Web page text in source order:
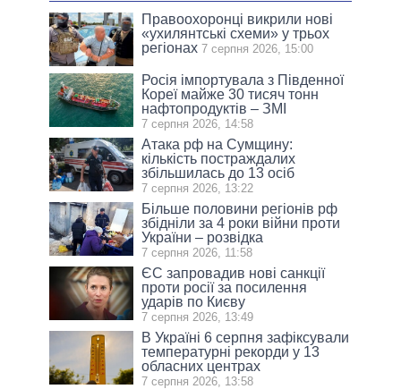
Правоохоронці викрили нові
«ухилянтські схеми» у трьох
регіонах 7 серпня 2026, 15:00
Росія імпортувала з Південної
Кореї майже 30 тисяч тонн
нафтопродуктів – ЗМІ
7 серпня 2026, 14:58
Атака рф на Сумщину:
кількість постраждалих
збільшилась до 13 осіб
7 серпня 2026, 13:22
Більше половини регіонів рф
збідніли за 4 роки війни проти
України – розвідка
7 серпня 2026, 11:58
ЄС запровадив нові санкції
проти росії за посилення
ударів по Києву
7 серпня 2026, 13:49
В Україні 6 серпня зафіксували
температурні рекорди у 13
обласних центрах
7 серпня 2026, 13:58